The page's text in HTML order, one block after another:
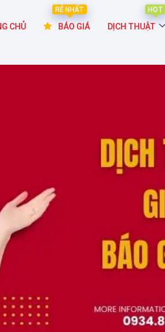
CHỦ
RẺ NHẤT
BÁO GIÁ
HOT
DỊCH THUẬT